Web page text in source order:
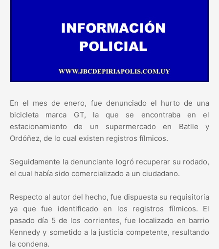
En el mes de enero, fue denunciado el hurto de una
bicicleta marca GT, la que se encontraba en el
estacionamiento de un supermercado en Batlle y
Ordóñez, de lo cual existen registros fílmicos.
Seguidamente la denunciante logró recuperar su rodado,
el cual había sido comercializado a un ciudadano.
Respecto al autor del hecho, fue dispuesta su requisitoria
ya que fue identificado en los registros fílmicos. El
pasado día 5 de los corrientes, fue localizado en barrio
Kennedy y sometido a la justicia competente, resultando
la condena.